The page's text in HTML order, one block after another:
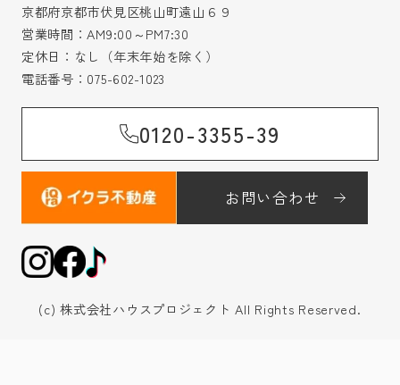
京都府京都市伏見区桃山町遠山６９
営業時間：AM9:00～PM7:30
定休日：なし（年末年始を除く）
電話番号： 075-602-1023
0120-3355-39
お問い合わせ
(c) 株式会社ハウスプロジェクト All Rights Reserved.